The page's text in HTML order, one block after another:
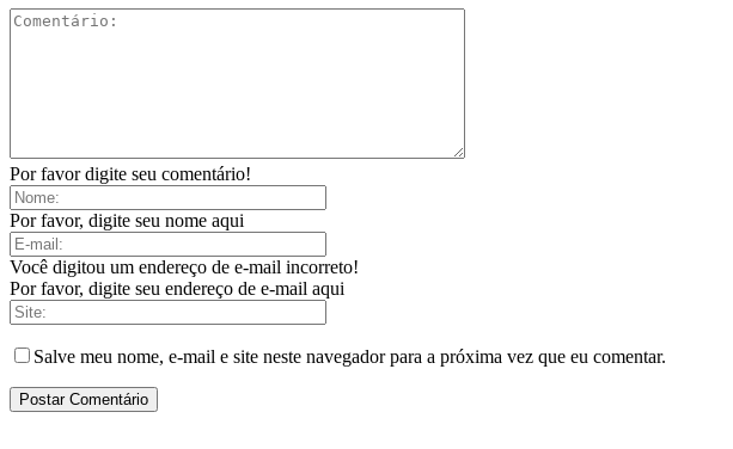
Por favor digite seu comentário!
Por favor, digite seu nome aqui
Você digitou um endereço de e-mail incorreto!
Por favor, digite seu endereço de e-mail aqui
Salve meu nome, e-mail e site neste navegador para a próxima vez que eu comentar.